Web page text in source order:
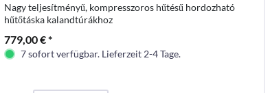
Nagy teljesítményű, kompresszoros hűtésű hordozható
hűtőtáska kalandtúrákhoz
779,00 € *
7 sofort verfügbar. Lieferzeit 2-4 Tage.